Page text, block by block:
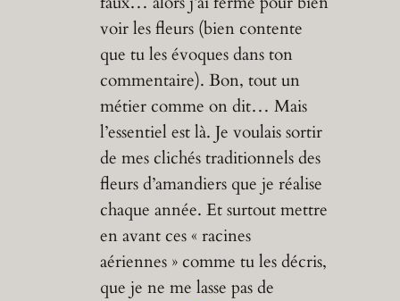
voir les fleurs (bien contente
que tu les évoques dans ton
commentaire). Bon, tout un
métier comme on dit… Mais
l’essentiel est là. Je voulais sortir
de mes clichés traditionnels des
fleurs d’amandiers que je réalise
chaque année. Et surtout mettre
en avant ces « racines
aériennes » comme tu les décris,
que je ne me lasse pas de